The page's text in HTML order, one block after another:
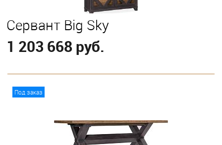
Сервант Big Sky
1 203 668 руб.
Под заказ